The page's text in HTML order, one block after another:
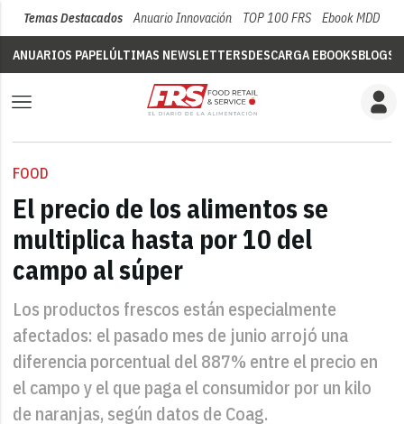
Temas Destacados Anuario Innovación TOP 100 FRS Ebook MDD
ANUARIOS PAPELÚLTIMAS NEWSLETTERSDESCARGA EBOOKSBLOGS
FOOD
El precio de los alimentos se
multiplica hasta por 10 del
campo al súper
Los productos frescos están especialmente
afectados: el pasado mes de junio arrojó una
diferencia porcentual del 887% entre el precio en
el campo y el que paga el consumidor por un kilo
de naranjas, según datos de Coag.